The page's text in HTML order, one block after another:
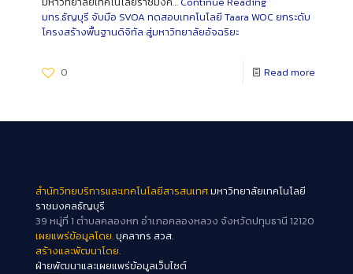
มทร.ธัญบุรี จับมือ SVOA ทดสอบเทคโนโลยี Taara WOC ยกระดับ
โครงสร้างพื้นฐานดิจิทัล สู่มหาวิทยาลัยอัจฉริยะ
0 Read more
สำนักวิทยบริการและเทคโนโลยีสารสนเทศมหาวิทยาลัยเทคโนโลยี
ราชมงคลธัญบุรี
39 หมู่ที่ 1 ตำบลคลองหก อำเภอคลองหลวง จังหวัดปทุมธานี 12120
เผยแพร่ข้อมูลโดย.บุคลากร สวส.
สร้างและพัฒนาโดย.
ฝ่ายพัฒนาและเผยแพร่ข้อมูลเว็บไซต์